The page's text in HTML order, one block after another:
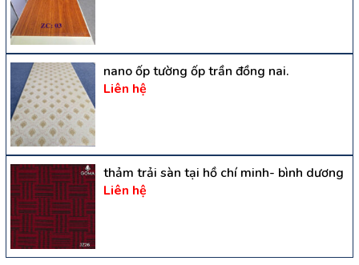
nano ốp tường ốp trần đồng nai.
Liên hệ
thảm trải sàn tại hồ chí minh- bình dương
Liên hệ